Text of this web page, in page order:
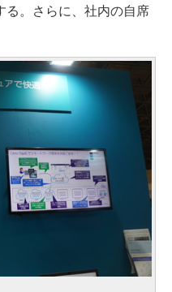
る。さらに、社内の自席